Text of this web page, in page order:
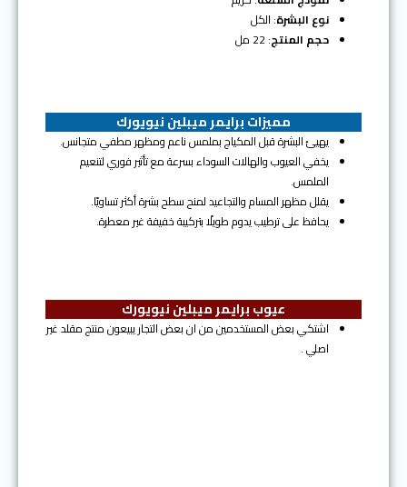
نوع البشرة: الكل
حجم المنتج: 22 مل
مميزات برايمر ميبلين نيويورك
يهيئ البشرة قبل المكياج بملمس ناعم ومظهر مطفي متجانس.
يخفي العيوب والهالات السوداء بسرعة مع تأثير فوري لتنعيم
الملمس.
يقلل مظهر المسام والتجاعيد لمنح سطح بشرة أكثر تساويًا.
يحافظ على ترطيب يدوم طويلًا بتركيبة خفيفة غير معطرة.
عيوب برايمر ميبلين نيويورك
اشتكي بعض المستخدمين من ان بعض التجار يبيعون منتج مقلد غير
اصلي .